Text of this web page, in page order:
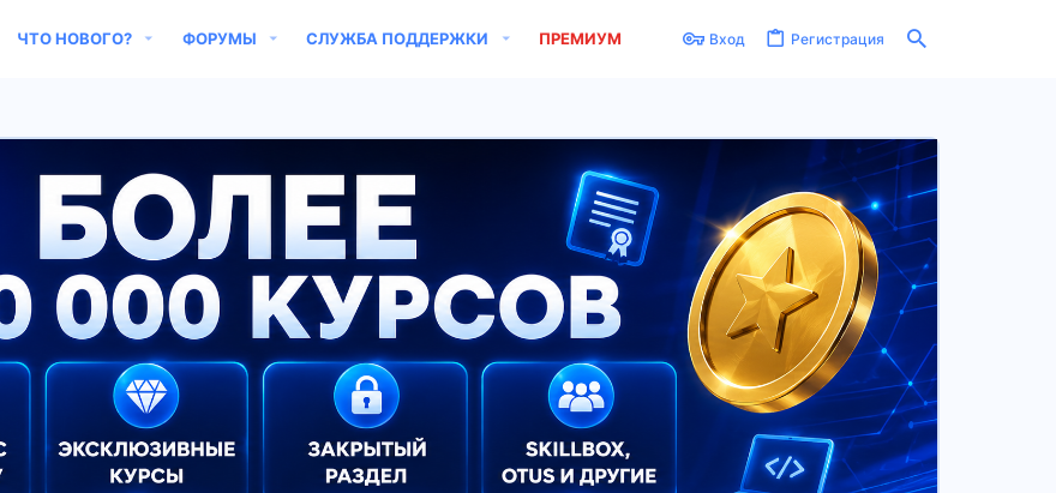
ЧТО НОВОГО? ФОРУМЫ СЛУЖБА ПОДДЕРЖКИ ПРЕМИУМ Вход Регистрация